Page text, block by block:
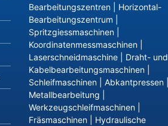
Bearbeitungszentren
Horizontal-
Bearbeitungszentrum
Spritzgiessmaschinen
Koordinatenmessmaschinen
Laserschneidmaschine
Draht- und
Kabelbearbeitungsmaschinen
Schleifmaschinen
Abkantpressen
Metallbearbeitung
Werkzeugschleifmaschinen
Fräsmaschinen
Hydraulische